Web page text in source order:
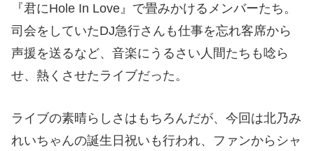
『君にHole In Love』で畳みかけるメンバーたち。
司会をしていたDJ急行さんも仕事を忘れ客席から
声援を送るなど、音楽にうるさい人間たちも唸ら
せ、熱くさせたライブだった。
ライブの素晴らしさはもちろんだが、今回は北乃み
れいちゃんの誕生日祝いも行われ、ファンからシャ